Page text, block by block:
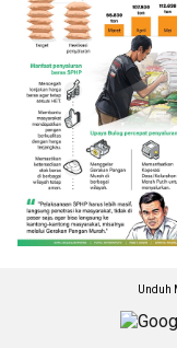
Unduh